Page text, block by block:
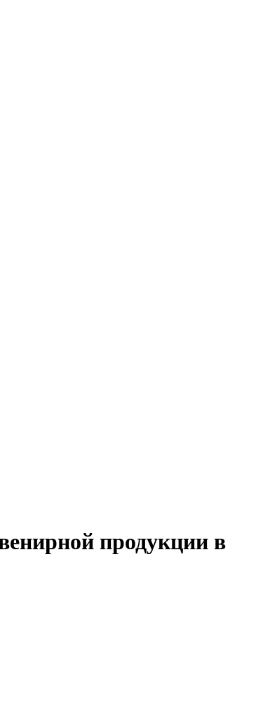
продукции в